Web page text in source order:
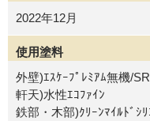
2022年12月
使用塗料
外壁)ｴｽｹｰﾌﾟﾚﾐｱﾑ無機/
軒天)水性ｴｺﾌｧｲﾝ
鉄部・木部)ｸﾘｰﾝﾏｲﾙﾄﾞｼﾘ